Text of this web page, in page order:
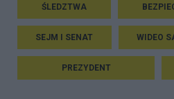
ŚLEDZTWA
SEJM I SENAT WIDEO
PREZYDENT